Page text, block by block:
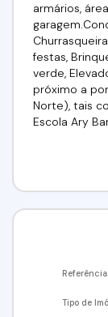
armários,
festas,
verde,
próximo a
Norte), tais
Escola Ary
Salesiano
Referência:
Tipo de